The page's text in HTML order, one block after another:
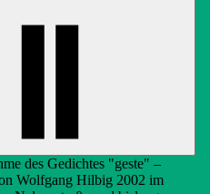
des Gedichtes "geste" –
Wolfgang Hilbig 2002 im